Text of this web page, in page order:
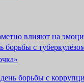
влияют на
с
борьбы с